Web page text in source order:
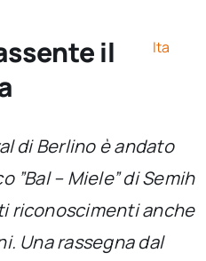
il
Ita
di Berlino è andato
”Bal – Miele” di Semih
riconoscimenti anche
Una rassegna dal